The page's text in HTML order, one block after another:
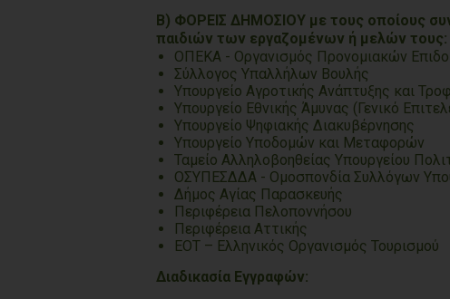
Β) ΦΟΡΕΙΣ ΔΗΜΟΣΙΟΥ με τους οποίους
παιδιών των εργαζομένων ή μελών τους:
ΟΠΕΚΑ - Οργανισμός Προνομιακών
Σύλλογος Υπαλλήλων Βουλής
Υπουργείο Αγροτικής Ανάπτυξης και
Υπουργείο Εθνικής Άμυνας (Γενικό
Υπουργείο Ψηφιακής Διακυβέρνησης
Υπουργείο Υποδομών και Μεταφορών
Ταμείο Αλληλοβοηθείας Υπουργείου
ΟΣΥΠΕΣΔΔΑ - Ομοσπονδία Συλλόγων
Δήμος Αγίας Παρασκευής
Περιφέρεια Πελοποννήσου
Περιφέρεια Αττικής
ΕΟΤ – Ελληνικός Οργανισμός Τουρισμού
Διαδικασία Εγγραφών: